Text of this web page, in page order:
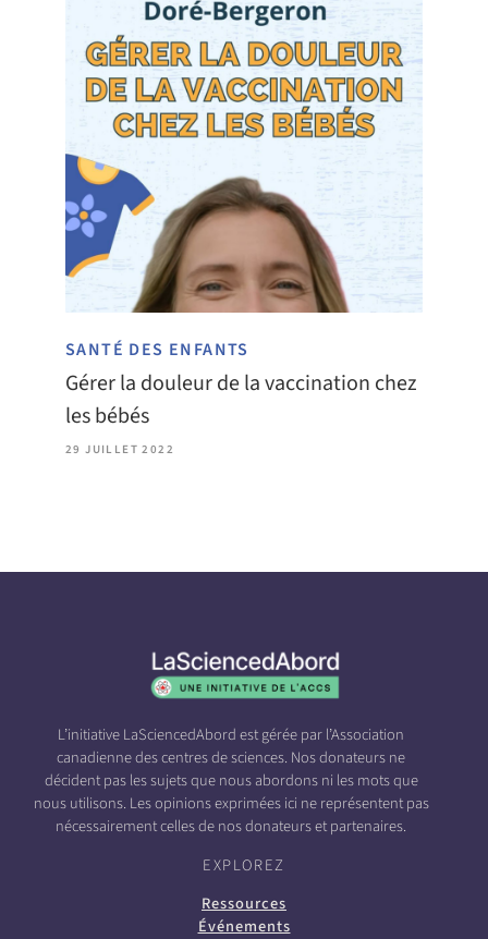
SANTÉ DES ENFANTS
Gérer la douleur de la vaccination chez
les bébés
29 JUILLET 2022
L’initiative LaSciencedAbord est gérée par l’Association
canadienne des centres de sciences. Nos donateurs ne
décident pas les sujets que nous abordons ni les mots que
nous utilisons. Les opinions exprimées ici ne représentent pas
nécessairement celles de nos donateurs et partenaires.
EXPLOREZ
Ressources
Événements